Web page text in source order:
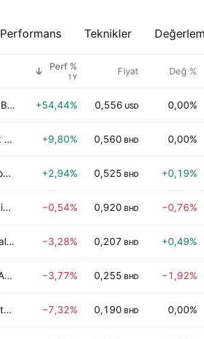
Performans Teknikler
Perf %
1Y Fiyat Değ %
GFH Bank B.S.C. +54,44% 0,556 USD 0,00%
Bank of Bahrain and Kuwait B.S.C. +9,80% 0,560 BHD 0,00%
National Bank of Bahrain BSC +2,94% 0,525 BHD +0,19%
Aluminium Bahrain B.S.C −0,54% 0,920 BHD −0,76%
Al Salam Bank B.S.C. −3,28% 0,207 BHD +0,49%
TRAFCO Group BSC −3,77% 0,255 BHD −1,92%
Esterad Investment Co. BSC −7,32% 0,190 BHD 0,00%